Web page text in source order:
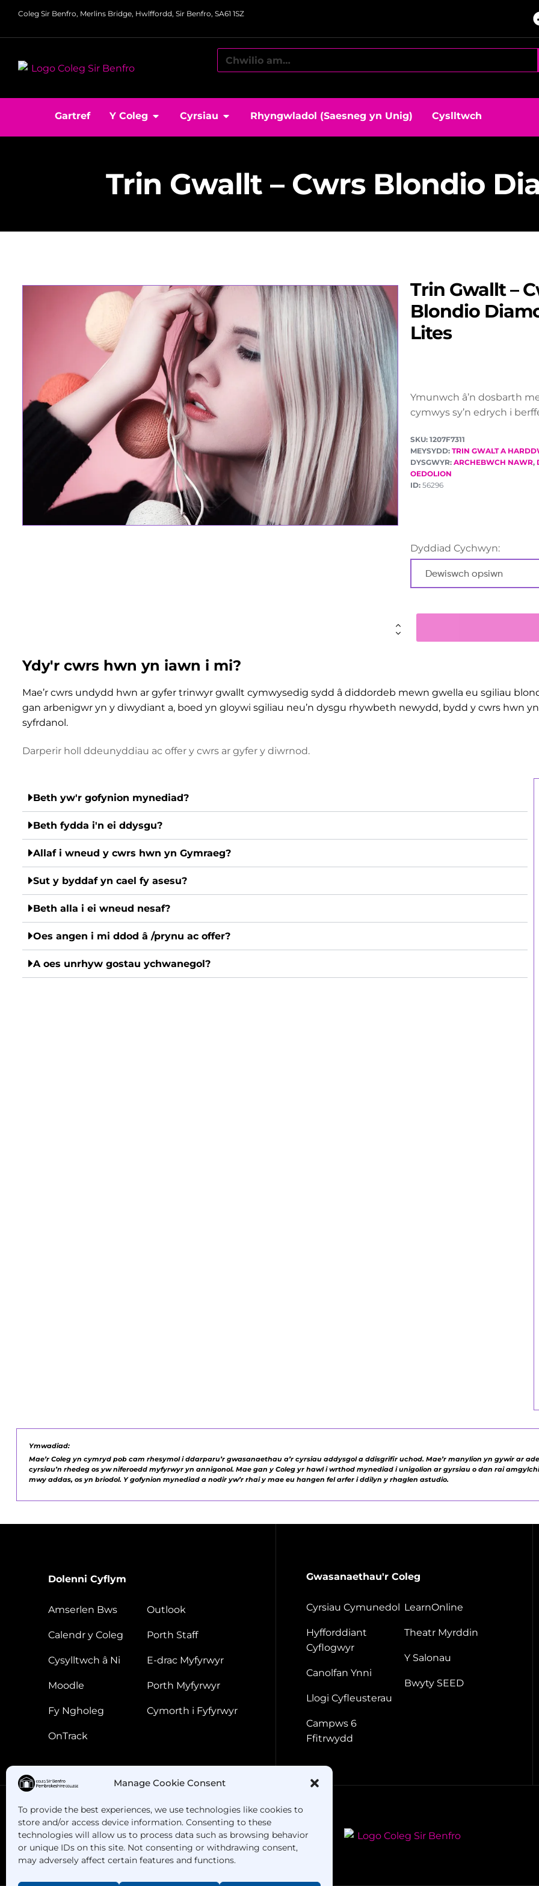
Manage Cookie Consent
To provide the best experiences, we use technologies like cookies to
store and/or access device information. Consenting to these
technologies will allow us to process data such as browsing behavior
or unique IDs on this site. Not consenting or withdrawing consent,
may adversely affect certain features and functions.
Coleg Sir Benfro, Merlins Bridge, Hwlffordd, Sir Benfro, SA61 1SZ
Gartref Y Coleg Cyrsiau Rhyngwladol (Saesneg yn Unig) Cyslltwch
Trin Gwallt – Cwrs Blondio
Trin Gwallt –
Blondio
Lites
Ymunwch â’n dosbarth
cymwys sy’n edrych i
SKU: 1207F7311
MEYSYDD: TRIN GWALT A
DYSGWYR: ARCHEBWCH NAWR,
OEDOLION
ID: 56296
Dyddiad Cychwyn:
Ydy'r cwrs hwn yn iawn i mi?
Mae’r cwrs undydd hwn ar gyfer trinwyr gwallt cymwysedig sydd â diddordeb mewn gwella eu sgiliau
gan arbenigwr yn y diwydiant a, boed yn gloywi sgiliau neu’n dysgu rhywbeth newydd, bydd y cwrs hwn
syfrdanol.
Darperir holl ddeunyddiau ac offer y cwrs ar gyfer y diwrnod.
Beth yw'r gofynion mynediad?
Beth fydda i'n ei ddysgu?
Allaf i wneud y cwrs hwn yn Gymraeg?
Sut y byddaf yn cael fy asesu?
Beth alla i ei wneud nesaf?
Oes angen i mi ddod â /prynu ac offer?
A oes unrhyw gostau ychwanegol?
Ymwadiad:
Mae’r Coleg yn cymryd pob cam rhesymol i ddarparu’r gwasanaethau a’r cyrsiau addysgol a ddisgrifir uchod. Mae’r manylion yn gywir ar
cyrsiau’n rhedeg os yw niferoedd myfyrwyr yn annigonol. Mae gan y Coleg yr hawl i wrthod mynediad i unigolion ar gyrsiau o dan rai
mwy addas, os yn briodol. Y gofynion mynediad a nodir yw’r rhai y mae eu hangen fel arfer i ddilyn y rhaglen astudio.
Dolenni Cyflym
Amserlen Bws
Calendr y Coleg
Cysylltwch â Ni
Moodle
Fy Ngholeg
OnTrack
Outlook
Porth Staff
E-drac Myfyrwyr
Porth Myfyrwyr
Cymorth i Fyfyrwyr
Gwasanaethau'r Coleg
Cyrsiau Cymunedol
Hyfforddiant
Cyflogwyr
Canolfan Ynni
Llogi Cyfleusterau
Campws 6
Ffitrwydd
LearnOnline
Theatr Myrddin
Y Salonau
Bwyty SEED
Oes gennych chi gwestiynau? Ffoniwch ni!
+44 1437 753 000